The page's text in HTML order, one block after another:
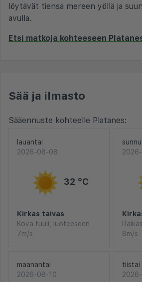
löytävät tiensä mereen yöllä ja
avulla.
Etsi matkoja kohteeseen
Sää ja ilmasto
Sääennuste kohteelle Platanes:
lauantai
2026-08-08
32 °C
Kirkas taivas
Kova tuuli, luoteeseen
7m/s
8m/s
maanantai
2026-08-10
tiistai